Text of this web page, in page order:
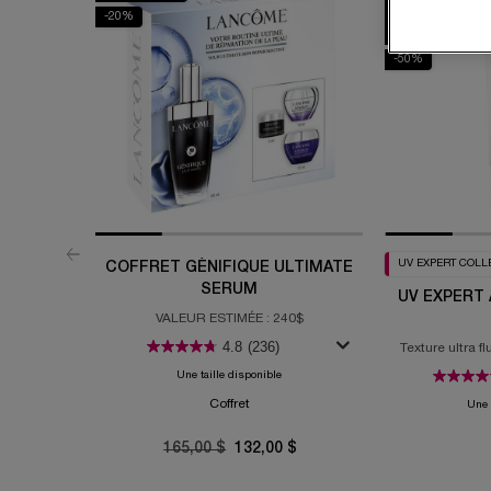
-20%
COFFRET GÉNIFIQUE ULTIMATE
SERUM
VALEUR ESTIMÉE : 240$
4.8 (236)
Une taille disponible
Coffret
Old price
165,00 $ New price
132,00 $
-50%
UV EXPERT
UV EXPERT
Texture ultra
Une